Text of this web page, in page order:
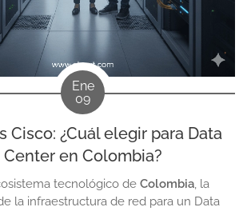
Ene
09
Cisco: ¿Cuál elegir para Data
Center en Colombia?
tecnológico deColombia, la
la infraestructura de red para un Data